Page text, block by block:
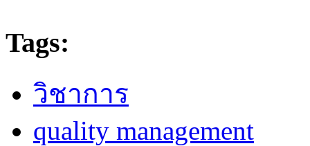
Tags:
วิชาการ
quality management